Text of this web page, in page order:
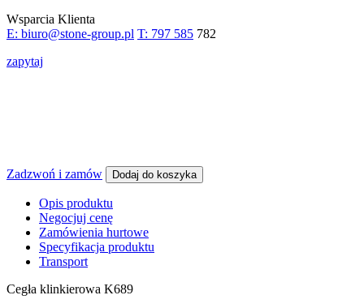
Wsparcia Klienta
E: biuro@stone-group.pl T: 797 585 782
zapytaj
Zadzwoń i zamów Dodaj do koszyka
Opis produktu
Negocjuj cenę
Zamówienia hurtowe
Specyfikacja produktu
Transport
Cegła klinkierowa K689